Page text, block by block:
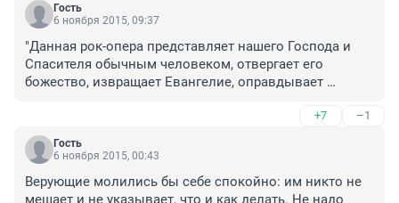
Гость
6 ноября 2015, 09:37
"Данная рок-опера представляет нашего Господа и
Спасителя обычным человеком, отвергает его
божество, извращает Евангелие, оправдывает
Я так понимаю, ребята где-то краткий пересказ
отыскали... Самое грустное, что ведь действительно в
некоторых городах пугаются и запрещают. Хотя, если
(сравнивать эти две постановки, к слову, нельзя:
+7 –1
Гость
6 ноября 2015, 00:43
Верующие молились бы себе спокойно: им никто не
мешает и не указывает, что и как делать. Не надо